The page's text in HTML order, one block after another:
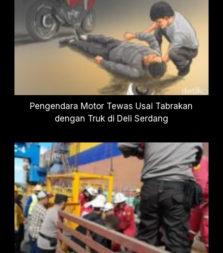
Pengendara Motor Tewas Usai Tabrakan
dengan Truk di Deli Serdang